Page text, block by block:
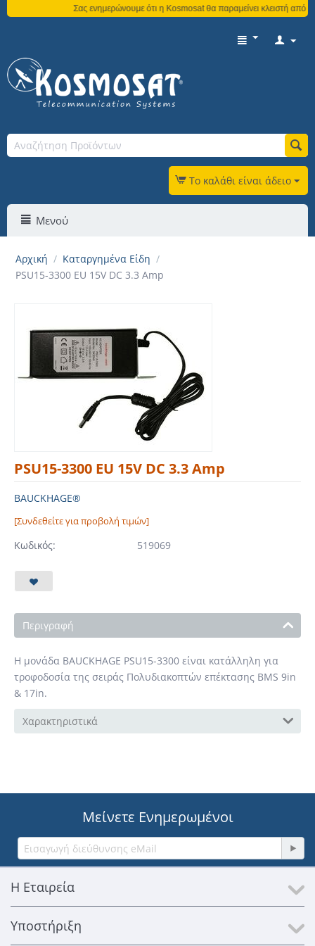
Σας ενημερώνουμε ότι η Kosmosat θα παραμείνει κλειστή από
Το καλάθι είναι άδειο
Μενού
Αρχική / Καταργημένα Είδη /
PSU15-3300 EU 15V DC 3.3 Amp
PSU15-3300 EU 15V DC 3.3 Amp
BAUCKHAGE®
[Συνδεθείτε για προβολή τιμών]
Κωδικός: 519069
Περιγραφή
Η μονάδα BAUCKHAGE PSU15-3300 είναι κατάλληλη για
τροφοδοσία της σειράς Πολυδιακοπτών επέκτασης BMS 9in
& 17in.
Χαρακτηριστικά
Μείνετε Ενημερωμένοι
Η Εταιρεία
Υποστήριξη